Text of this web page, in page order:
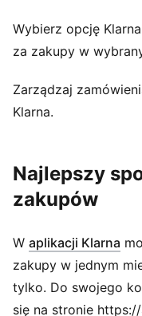
Wybierz opcję
za zakupy w
Zarządzaj
Klarna.
Najlepszy
zakupów
W aplikacji Klarna
zakupy w jednym
tylko. Do swojego
się na stronie